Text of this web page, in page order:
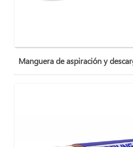
Manguera de aspiración y